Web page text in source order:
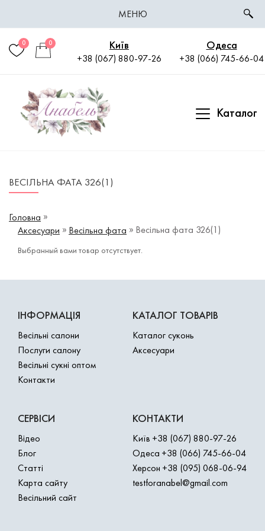
МЕНЮ
Київ
+38 (067) 880-97-26
Одеса
+38 (066) 745-66-04
0 0
Каталог
ВЕСІЛЬНА ФАТА 326(1)
Головна
Аксесуари
Весільна фата Весільна фата 326(1)
Выбранный вами товар отсутствует.
ІНФОРМАЦІЯ
Весільні салони
Послуги салону
Весільні сукні оптом
Контакти
КАТАЛОГ ТОВАРІВ
Каталог суконь
Аксесуари
СЕРВІСИ
Відео
Блог
Статті
Карта сайту
Весільний сайт
КОНТАКТИ
Київ +38 (067) 880-97-26
Одеса +38 (066) 745-66-04
Херсон +38 (095) 068-06-94
testforanabel@gmail.com